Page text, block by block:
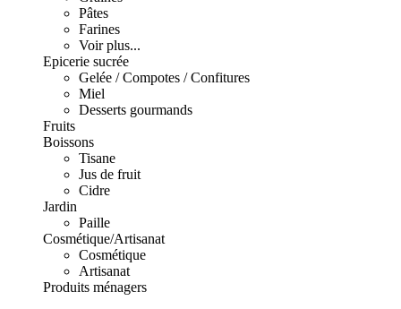
Pâtes
Farines
Voir plus...
Epicerie sucrée
Gelée / Compotes / Confitures
Miel
Desserts gourmands
Fruits
Boissons
Tisane
Jus de fruit
Cidre
Jardin
Paille
Cosmétique/Artisanat
Cosmétique
Artisanat
Produits ménagers